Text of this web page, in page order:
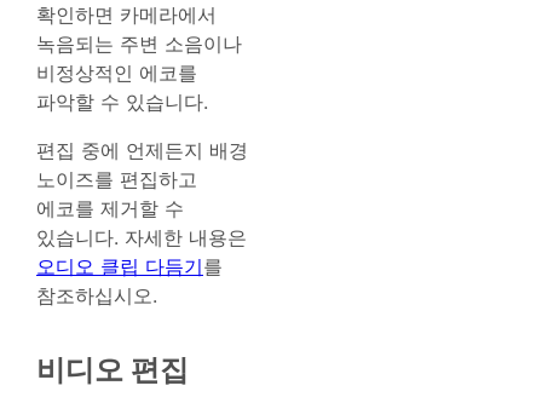
확인하면 카메라에서
녹음되는 주변 소음이나
비정상적인 에코를
파악할 수 있습니다.
편집 중에 언제든지 배경
노이즈를 편집하고
에코를 제거할 수
있습니다. 자세한 내용은
오디오 클립 다듬기를
참조하십시오.
비디오 편집